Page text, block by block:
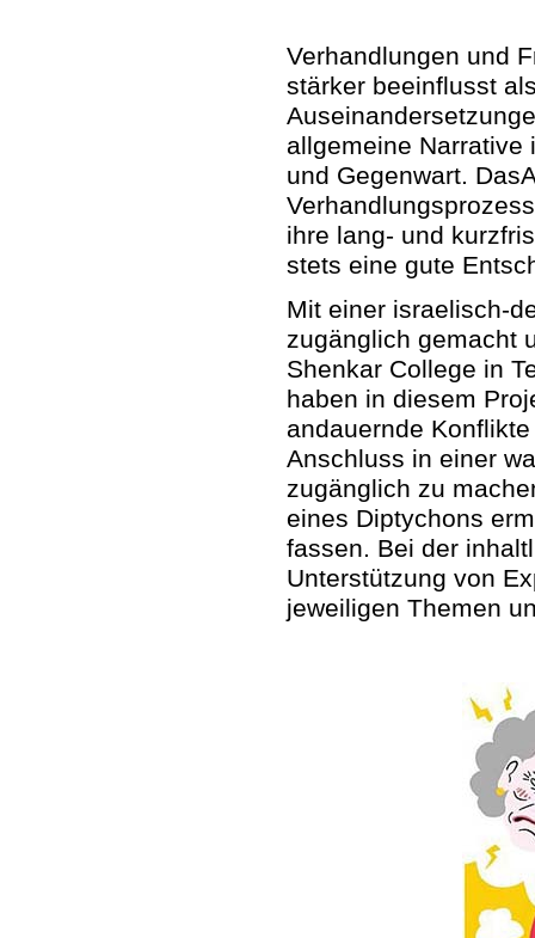
Verhandlungen und
stärker beeinflusst
allgemeine Narrative
und Gegenwart.
ihre lang- und
stets eine gute
Mit einer israelisch-
zugänglich gemacht
Shenkar College in
haben in diesem
andauernde
Anschluss in einer
zugänglich zu
eines Diptychons
fassen. Bei der
Unterstützung von
jeweiligen Themen